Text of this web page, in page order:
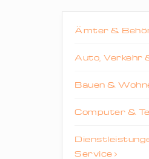
Ämter &
Auto, Verkehr
Bauen &
Computer &
Service